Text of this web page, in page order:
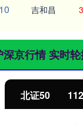
10 吉和昌
深京行情 实时
北证50